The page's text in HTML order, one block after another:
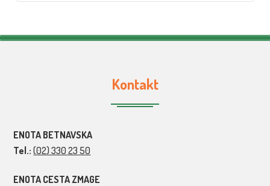
Kontakt
ENOTA BETNAVSKA
Tel.: (02) 330 23 50
ENOTA CESTA ZMAGE